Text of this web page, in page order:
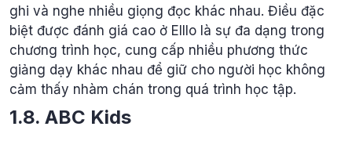
ghi và nghe nhiều giọng đọc khác nhau. Điều đặc
biệt được đánh giá cao ở Elllo là sự đa dạng trong
chương trình học, cung cấp nhiều phương thức
giảng dạy khác nhau để giữ cho người học không
cảm thấy nhàm chán trong quá trình học tập.
1.8. ABC Kids